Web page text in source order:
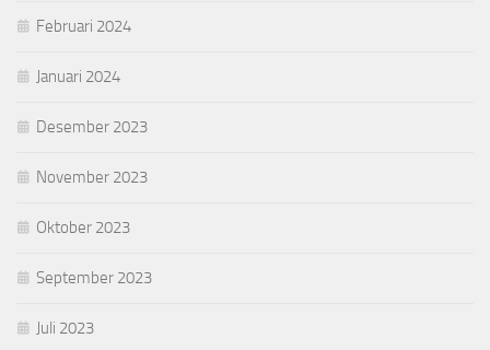
Februari 2024
Januari 2024
Desember 2023
November 2023
Oktober 2023
September 2023
Juli 2023